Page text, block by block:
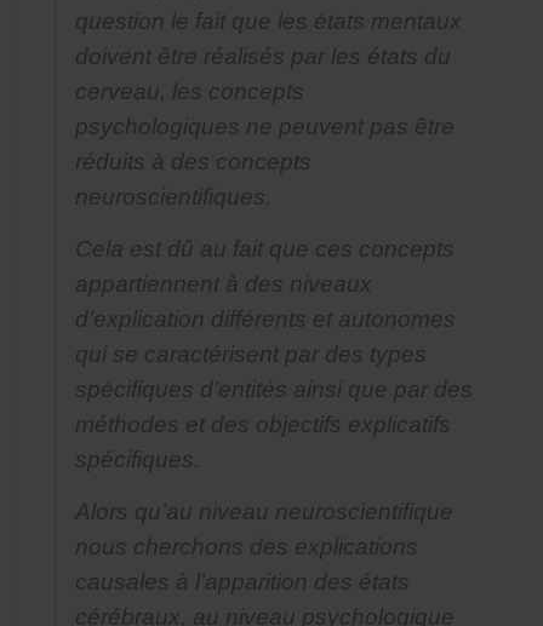
question le fait que les états mentaux
doivent être réalisés par les états du
cerveau, les concepts
psychologiques ne peuvent pas être
réduits à des concepts
neuroscientifiques.
Cela est dû au fait que ces concepts
appartiennent à des niveaux
d’explication différents et autonomes
qui se caractérisent par des types
spécifiques d’entités ainsi que par des
méthodes et des objectifs explicatifs
spécifiques.
Alors qu’au niveau neuroscientifique
nous cherchons des explications
causales à l’apparition des états
cérébraux, au niveau psychologique